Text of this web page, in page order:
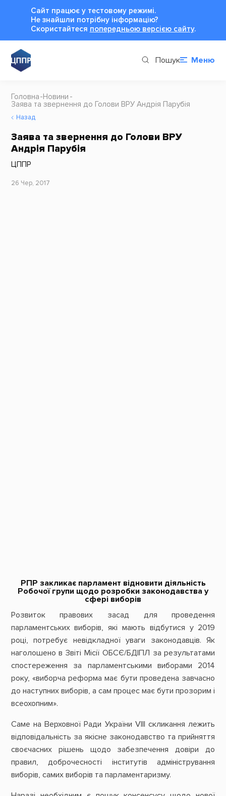
Сайт працює у тестовому режимі.
Не знайшли потрібну інформацію?
Cкористайтеся попередньою версією сайту.
Пошук Меню
Головна Новини
Заява та звернення до Голови ВРУ Андрія Парубія
Назад
Заява та звернення до Голови ВРУ
Андрія Парубія
ЦППР
26 Чер, 2017
РПР закликає парламент відновити діяльність
Робочої групи щодо розробки законодавства у
сфері виборів
Розвиток правових засад для проведення
парламентських виборів, які мають відбутися у 2019
році, потребує невідкладної уваги законодавців. Як
наголошено в Звіті Місії ОБСЄ/БДІПЛ за результатами
спостереження за парламентськими виборами 2014
року, «виборча реформа має бути проведена завчасно
до наступних виборів, а сам процес має бути прозорим і
всеохопним».
Саме на Верховної Ради України VIII скликання лежить
відповідальність за якісне законодавство та прийняття
своєчасних рішень щодо забезпечення довіри до
правил, доброчесності інститутів адміністрування
виборів, самих виборів та парламентаризму.